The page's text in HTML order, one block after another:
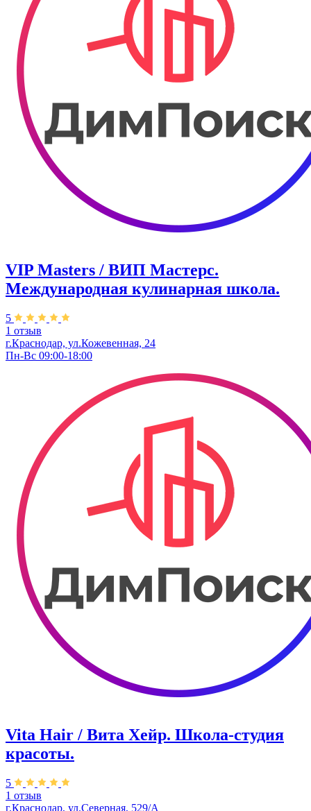
VIP Masters / ВИП Мастерс.
Международная кулинарная школа.
5
1 отзыв
г.Краснодар, ул.Кожевенная, 24
Пн-Вс 09:00-18:00
Vita Hair / Вита Хейр. Школа-студия
красоты.
5
1 отзыв
г.Краснодар, ул.Северная, 529/А